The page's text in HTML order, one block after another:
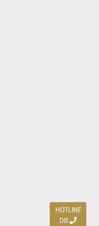
HOTLINE
DB